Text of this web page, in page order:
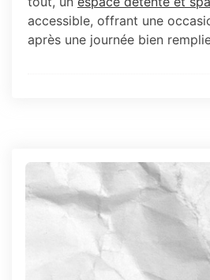
accessible, offrant une
après une journée bien